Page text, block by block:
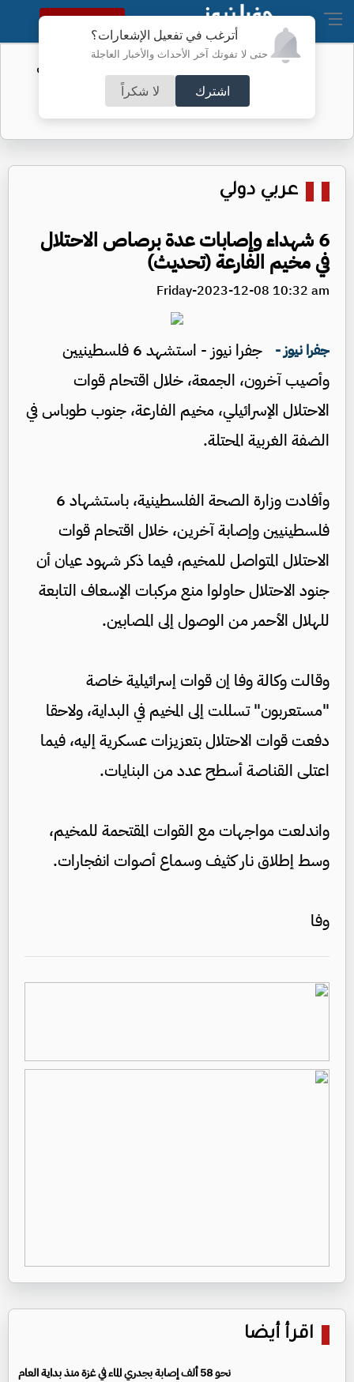
أترغب في تفعيل الإشعارات؟
حتى لا تفوتك آخر الأحداث والأخبار العاجلة
اشترك لا شكراً
النسخة الكاملة
الفيفا يحول مستحقات الأردن المالية من
كأس العرب
عربي دولي
6 شهداء وإصابات عدة برصاص الاحتلال
في مخيم الفارعة (تحديث)
Friday-2023-12-08 10:32 am
جفرا نيوز -
جفرا نيوز - استشهد 6 فلسطينيين
وأصيب آخرون، الجمعة، خلال اقتحام قوات
الاحتلال الإسرائيلي، مخيم الفارعة، جنوب طوباس في
الضفة الغربية المحتلة.
وأفادت وزارة الصحة الفلسطينية، باستشهاد 6
فلسطينيين وإصابة آخرين، خلال اقتحام قوات
الاحتلال المتواصل للمخيم، فيما ذكر شهود عيان أن
جنود الاحتلال حاولوا منع مركبات الإسعاف التابعة
للهلال الأحمر من الوصول إلى المصابين.
وقالت وكالة وفا إن قوات إسرائيلية خاصة
"مستعربون" تسللت إلى المخيم في البداية، ولاحقا
دفعت قوات الاحتلال بتعزيزات عسكرية إليه، فيما
اعتلى القناصة أسطح عدد من البنايات.
واندلعت مواجهات مع القوات المقتحمة للمخيم،
وسط إطلاق نار كثيف وسماع أصوات انفجارات.
وفا
اقرأ أيضا
نحو 58 ألف إصابة بجدري الماء في غزة منذ بداية العام